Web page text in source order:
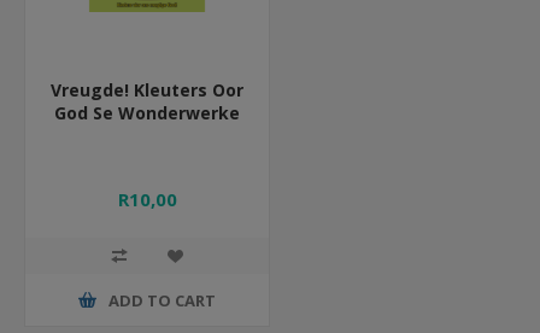
Vreugde! Kleuters Oor
God Se Wonderwerke
R10,00
ADD TO CART